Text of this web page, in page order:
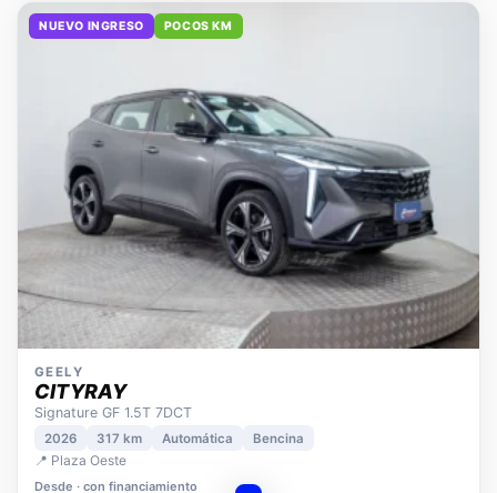
GEELY
CITYRAY
Signature GF 1.5T 7DCT
2026 317 km
📍 Plaza Oeste